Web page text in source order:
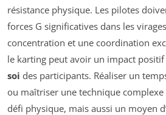
résistance physique. Les pilotes
forces G significatives dans les
concentration et une coordination
le karting peut avoir un impact positif
soi des participants. Réaliser un
ou maîtriser une technique complexe
défi physique, mais aussi un moyen